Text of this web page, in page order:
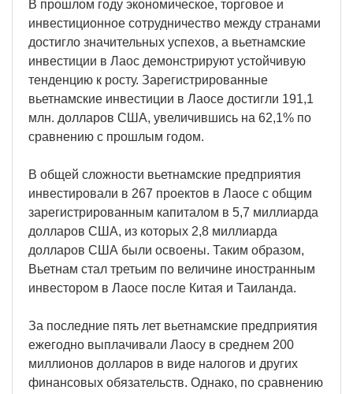
В прошлом году экономическое, торговое и
инвестиционное сотрудничество между странами
достигло значительных успехов, а вьетнамские
инвестиции в Лаос демонстрируют устойчивую
тенденцию к росту. Зарегистрированные
вьетнамские инвестиции в Лаосе достигли 191,1
млн. долларов США, увеличившись на 62,1% по
сравнению с прошлым годом.
В общей сложности вьетнамские предприятия
инвестировали в 267 проектов в Лаосе с общим
зарегистрированным капиталом в 5,7 миллиарда
долларов США, из которых 2,8 миллиарда
долларов США были освоены. Таким образом,
Вьетнам стал третьим по величине иностранным
инвестором в Лаосе после Китая и Таиланда.
За последние пять лет вьетнамские предприятия
ежегодно выплачивали Лаосу в среднем 200
миллионов долларов в виде налогов и других
финансовых обязательств. Однако, по сравнению